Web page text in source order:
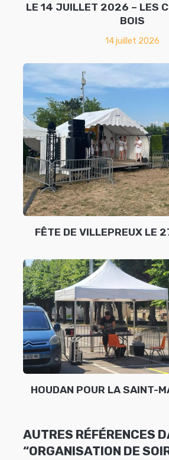
LE 14 JUILLET 2026 – LES
BOIS
14 juillet 2026
FÊTE DE VILLEPREUX LE
HOUDAN POUR LA SAINT-
AUTRES RÉFÉRENCES
“ORGANISATION DE